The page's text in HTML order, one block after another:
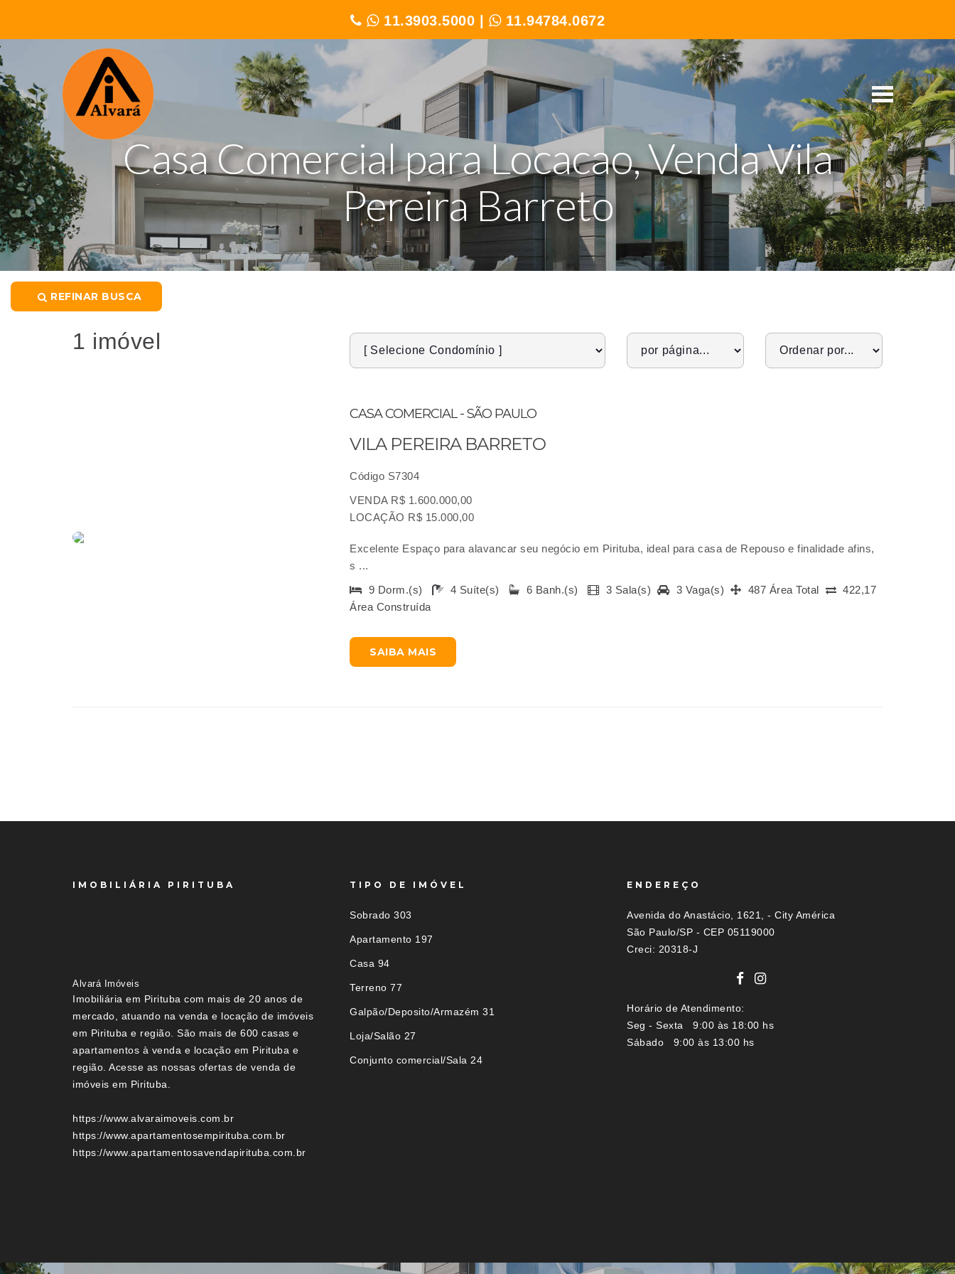
11.3903.5000 11.94784.0672
Casa Comercial para Locacao, Venda Vila
Pereira Barreto
REFINAR BUSCA
1 imóvel
CASA COMERCIAL - SÃO PAULO
VILA PEREIRA BARRETO
Código S7304
VENDA R$ 1.600.000,00
LOCAÇÃO R$ 15.000,00
Excelente Espaço para alavancar seu negócio em Pirituba, ideal para casa de Repouso e finalidade afins,
s ...
9 Dorm.(s)
4 Suíte(s) 6 Banh.(s) 3 Sala(s) 3 Vaga(s) 487 Área Total
422,17
Área Construída
SAIBA MAIS
IMOBILIÁRIA PIRITUBA
Alvará Imóveis
Imobiliária em Pirituba com mais de 20 anos de
mercado, atuando na venda e locação de imóveis
em Pirituba e região. São mais de 600 casas e
apartamentos à venda e locação em Pirituba e
região. Acesse as nossas ofertas de venda de
imóveis em Pirituba.
https://www.alvaraimoveis.com.br
https://www.apartamentosempirituba.com.br
https://www.apartamentosavendapirituba.com.br
TIPO DE IMÓVEL
Sobrado 303
Apartamento 197
Casa 94
Terreno 77
Galpão/Deposito/Armazém 31
Loja/Salão 27
Conjunto comercial/Sala 24
ENDEREÇO
Avenida do Anastácio, 1621, - City América
São Paulo/SP - CEP 05119000
Creci: 20318-J
Horário de Atendimento:
Seg - Sexta 9:00 às 18:00 hs
Sábado 9:00 às 13:00 hs